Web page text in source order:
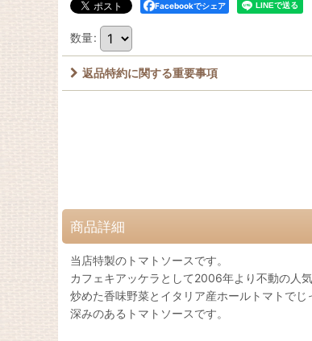
Facebookでシェア
数量:
返品特約に関する重要事項
商品詳細
当店特製のトマトソースです。
カフェキアッケラとして2006年より不動の人
炒めた香味野菜とイタリア産ホールトマトで
深みのあるトマトソースです。